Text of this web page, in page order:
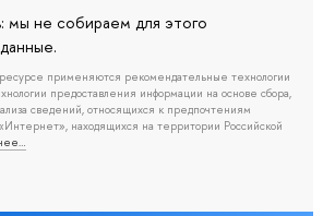
мы не собираем для этого
применяются рекомендательные технологии
предоставления информации на основе сбора,
сведений, относящихся к предпочтениям
находящихся на территории Российской